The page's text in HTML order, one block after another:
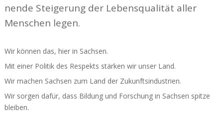
nende Stei­gerung der Lebens­qua­lität aller
Menschen legen.
Wir können das, hier in Sachsen.
Mit einer Politik des Respekts stärken wir unser Land.
Wir machen Sachsen zum Land der Zukunfts­in­dus­trien.
Wir sorgen dafür, dass Bildung und Forschung in Sachsen spitze
bleiben.